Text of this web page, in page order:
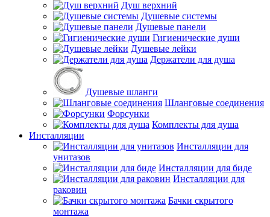
Душ верхний
Душевые системы
Душевые панели
Гигиенические души
Душевые лейки
Держатели для душа
Душевые шланги
Шланговые соединения
Форсунки
Комплекты для душа
Инсталляции
Инсталляции для
унитазов
Инсталляции для биде
Инсталляции для
раковин
Бачки скрытого
монтажа